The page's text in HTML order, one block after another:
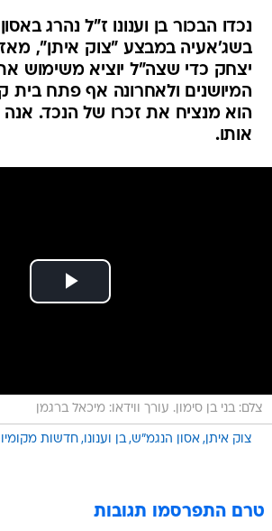
נכדו הבכור בן וענונו ז"ל נהרג
בשג'אעיה במבצע "צוק איתן",
יצחק כדי שצה"ל יוציא משימוש
המיושנים ולאחרונה אף פתח בית
הוא מנציח את זכרו של הנכד. אנה
אותו.
צלם: בני בן סימון. עורך ווידאו: מיכאל ברגמן
צוק איתן אסון הנגמ"ש בן וענונו חדשות
טרם התפרסמו תגובות